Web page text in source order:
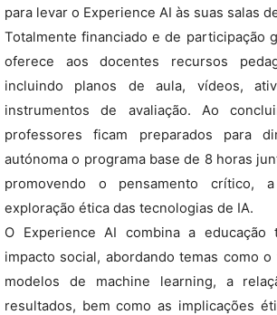
para levar o Experience AI às suas salas
Totalmente financiado e de participação
oferece aos docentes recursos
incluindo planos de aula, vídeos,
instrumentos de avaliação. Ao
professores ficam preparados para
autónoma o programa base de 8 horas
promovendo o pensamento crítico,
exploração ética das tecnologias de IA.
O Experience AI combina a educação
impacto social, abordando temas como
modelos de machine learning, a
resultados, bem como as implicações